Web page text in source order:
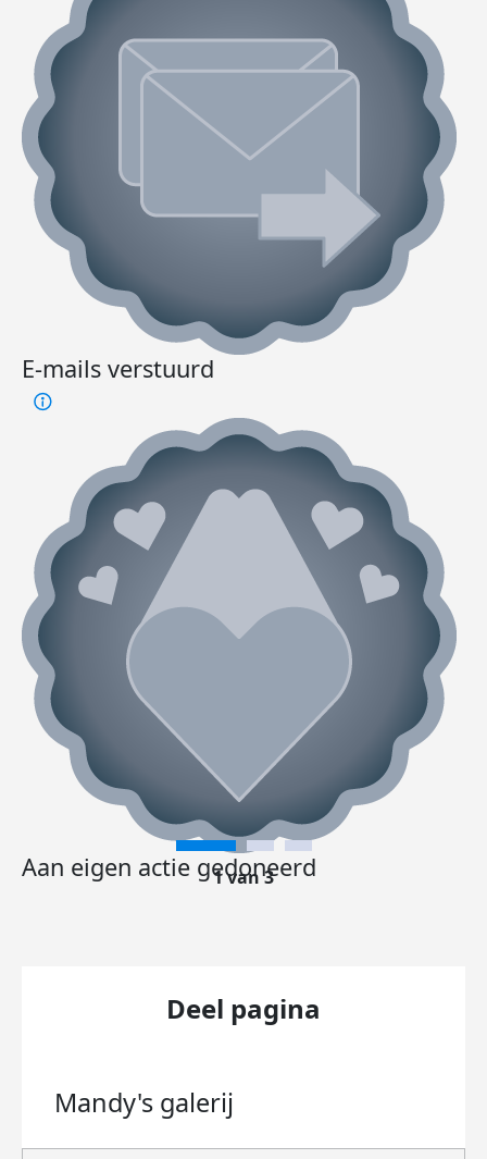
E-mails verstuurd
Aan eigen actie gedoneerd
1 van 3
Deel pagina
Mandy's galerij